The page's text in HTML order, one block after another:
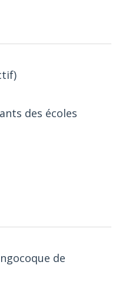
des écoles
de